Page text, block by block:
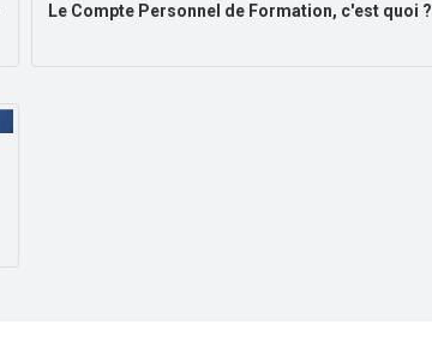
Le Compte Personnel de Formation, c'est quoi ?